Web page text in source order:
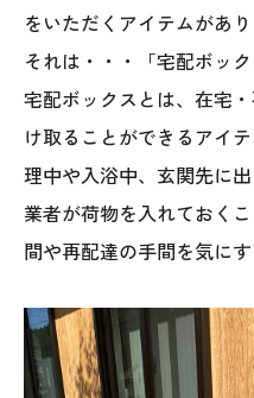
モデルハウス
上越スタジオ
スタッフ紹介
ブログ
各種事業
をいただくアイテムがあり
それは・・・「宅配ボック
宅配ボックスとは、在宅
け取ることができるアイ
理中や入浴中、玄関先に
業者が荷物を入れておく
間や再配達の手間を気に